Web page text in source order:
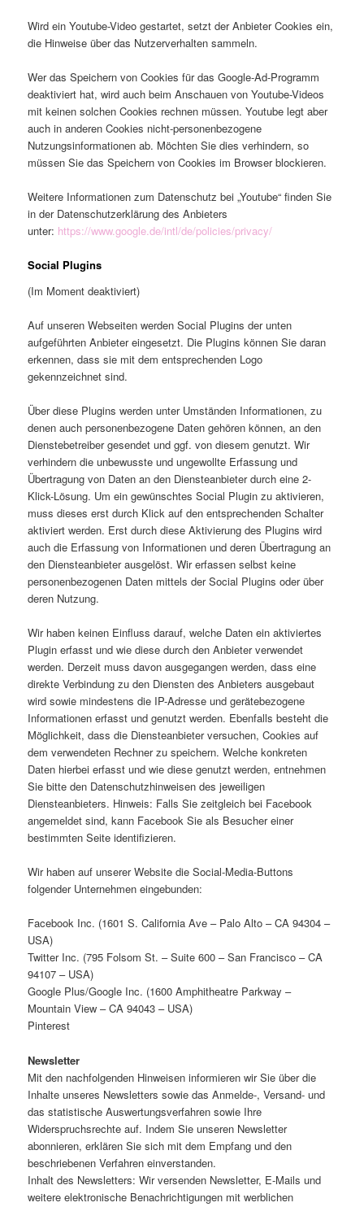
Wird ein Youtube-Video gestartet, setzt der Anbieter Cookies ein,
die Hinweise über das Nutzerverhalten sammeln.
Wer das Speichern von Cookies für das Google-Ad-Programm
deaktiviert hat, wird auch beim Anschauen von Youtube-Videos
mit keinen solchen Cookies rechnen müssen. Youtube legt aber
auch in anderen Cookies nicht-personenbezogene
Nutzungsinformationen ab. Möchten Sie dies verhindern, so
müssen Sie das Speichern von Cookies im Browser blockieren.
Weitere Informationen zum Datenschutz bei „Youtube“ finden Sie
in der Datenschutzerklärung des Anbieters
unter: https://www.google.de/intl/de/policies/privacy/
Social Plugins
(Im Moment deaktiviert)
Auf unseren Webseiten werden Social Plugins der unten
aufgeführten Anbieter eingesetzt. Die Plugins können Sie daran
erkennen, dass sie mit dem entsprechenden Logo
gekennzeichnet sind.
Über diese Plugins werden unter Umständen Informationen, zu
denen auch personenbezogene Daten gehören können, an den
Dienstebetreiber gesendet und ggf. von diesem genutzt. Wir
verhindern die unbewusste und ungewollte Erfassung und
Übertragung von Daten an den Diensteanbieter durch eine 2-
Klick-Lösung. Um ein gewünschtes Social Plugin zu aktivieren,
muss dieses erst durch Klick auf den entsprechenden Schalter
aktiviert werden. Erst durch diese Aktivierung des Plugins wird
auch die Erfassung von Informationen und deren Übertragung an
den Diensteanbieter ausgelöst. Wir erfassen selbst keine
personenbezogenen Daten mittels der Social Plugins oder über
deren Nutzung.
Wir haben keinen Einfluss darauf, welche Daten ein aktiviertes
Plugin erfasst und wie diese durch den Anbieter verwendet
werden. Derzeit muss davon ausgegangen werden, dass eine
direkte Verbindung zu den Diensten des Anbieters ausgebaut
wird sowie mindestens die IP-Adresse und gerätebezogene
Informationen erfasst und genutzt werden. Ebenfalls besteht die
Möglichkeit, dass die Diensteanbieter versuchen, Cookies auf
dem verwendeten Rechner zu speichern. Welche konkreten
Daten hierbei erfasst und wie diese genutzt werden, entnehmen
Sie bitte den Datenschutzhinweisen des jeweiligen
Diensteanbieters. Hinweis: Falls Sie zeitgleich bei Facebook
angemeldet sind, kann Facebook Sie als Besucher einer
bestimmten Seite identifizieren.
Wir haben auf unserer Website die Social-Media-Buttons
folgender Unternehmen eingebunden:
Facebook Inc. (1601 S. California Ave – Palo Alto – CA 94304 –
USA)
Twitter Inc. (795 Folsom St. – Suite 600 – San Francisco – CA
94107 – USA)
Google Plus/Google Inc. (1600 Amphitheatre Parkway –
Mountain View – CA 94043 – USA)
Pinterest
Newsletter
Mit den nachfolgenden Hinweisen informieren wir Sie über die
Inhalte unseres Newsletters sowie das Anmelde-, Versand- und
das statistische Auswertungsverfahren sowie Ihre
Widerspruchsrechte auf. Indem Sie unseren Newsletter
abonnieren, erklären Sie sich mit dem Empfang und den
beschriebenen Verfahren einverstanden.
Inhalt des Newsletters: Wir versenden Newsletter, E-Mails und
weitere elektronische Benachrichtigungen mit werblichen